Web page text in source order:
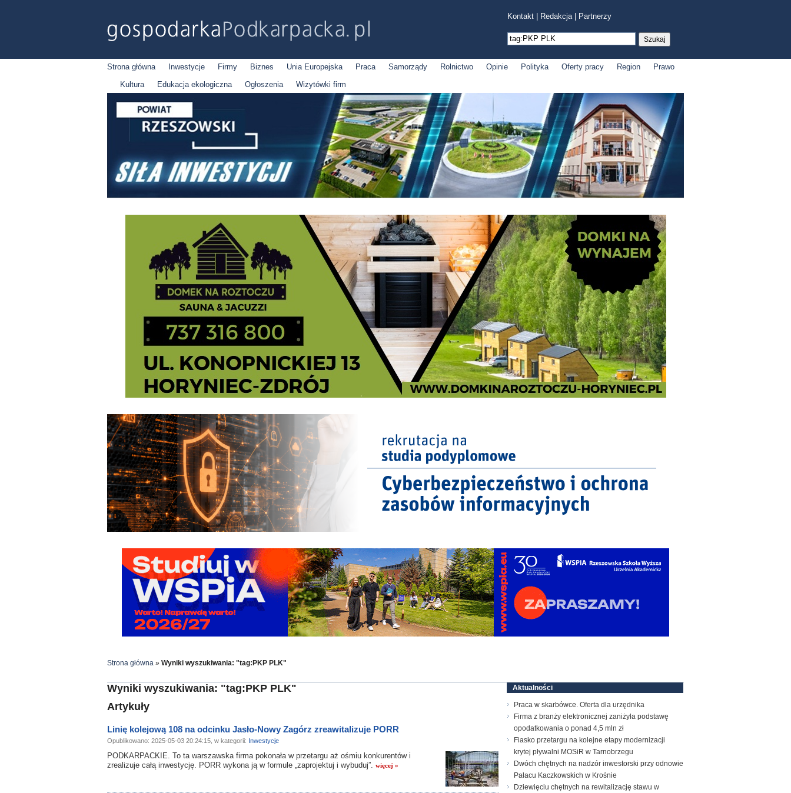
Kontakt Redakcja| Partnerzy
Strona główna Inwestycje Firmy Biznes Unia Europejska Praca Samorządy Rolnictwo Opinie Polityka Oferty pracy Region
Prawo
Kultura
Edukacja ekologiczna Ogłoszenia Wizytówki firm
Strona główna » Wyniki wyszukiwania: "tag:PKP PLK"
Wyniki wyszukiwania: "tag:PKP PLK"
Artykuły
Linię kolejową 108 na odcinku Jasło-Nowy Zagórz zreawitalizuje PORR
Opublikowano: 2025-05-03 20:24:15, w kategorii: Inwestycje
PODKARPACKIE. To ta warszawska firma pokonała w przetargu aż ośmiu konkurentów i
zrealizuje całą inwestycję. PORR wykona ją w formule „zaprojektuj i wybuduj”. więcej »
Aktualności
Praca w skarbówce. Oferta dla urzędnika
Firma z branży elektronicznej zaniżyła podstawę
opodatkowania o ponad 4,5 mln zł
Fiasko przetargu na kolejne etapy modernizacji
krytej pływalni MOSiR w Tarnobrzegu
Dwóch chętnych na nadzór inwestorski przy odnowie
Pałacu Kaczkowskich w Krośnie
Dziewięciu chętnych na rewitalizację stawu w